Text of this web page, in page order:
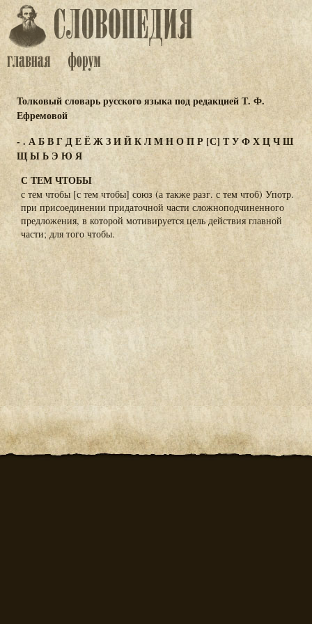
Толковый словарь русского языка под редакцией Т. Ф.
Ефремовой
- . АБВГДЕЁЖЗИЙКЛМНОПР [С] ТУФХЦЧШ
ЩЫЬЭ ЮЯ
С ТЕМ ЧТОБЫ
с тем чтобы [с тем чтобы] союз (а также разг. с тем чтоб) Употр.
при присоединении придаточной части сложноподчиненного
предложения, в которой мотивируется цель действия главной
части; для того чтобы.